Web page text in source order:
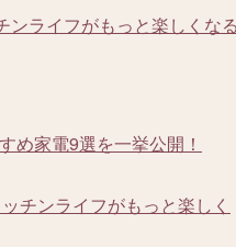
ンライフがもっと楽しくな
め家電9選を一挙公開！
チンライフがもっと楽しく